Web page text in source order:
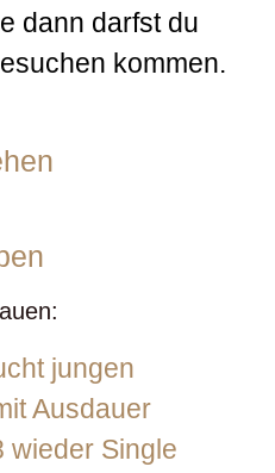
dann darfst du
kommen.
jungen
Ausdauer
wieder Single